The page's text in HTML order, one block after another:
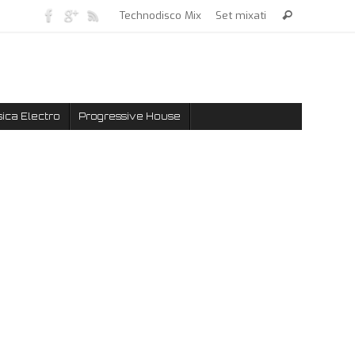
Technodisco Mix Set mixati
Electro Progressive House